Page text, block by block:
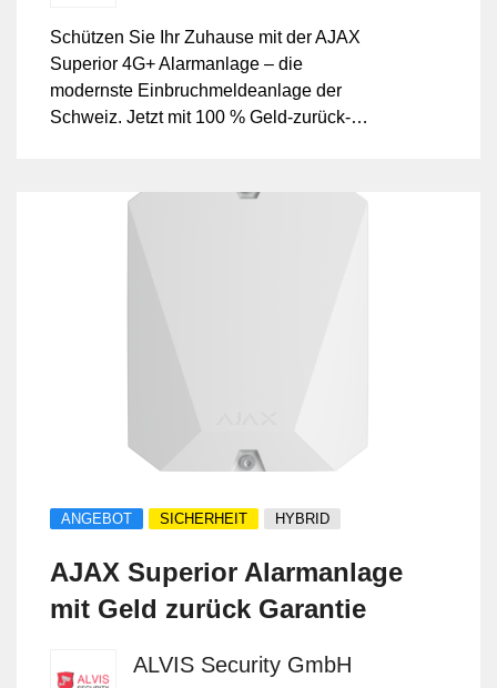
Schützen Sie Ihr Zuhause mit der AJAX
Superior 4G+ Alarmanlage – die
modernste Einbruchmeldeanlage der
Schweiz. Jetzt mit 100 % Geld-zurück-
ANGEBOT SICHERHEIT HYBRID
AJAX Superior Alarmanlage
mit Geld zurück Garantie
ALVIS Security GmbH